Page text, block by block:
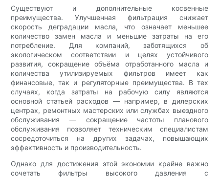
Существуют и дополнительные косвенные
преимущества. Улучшенная фильтрация снижает
скорость деградации масла, что означает меньшее
количество замен масла и меньшие затраты на его
потребление. Для компаний, заботящихся об
экологическом соответствии и целях устойчивого
развития, сокращение объёма отработанного масла и
количества утилизируемых фильтров имеет как
финансовые, так и регуляторные преимущества. В тех
случаях, когда затраты на рабочую силу являются
основной статьей расходов — например, в дилерских
центрах, ремонтных мастерских или службах выездного
обслуживания — сокращение частоты планового
обслуживания позволяет техническим специалистам
сосредоточиться на других задачах, повышающих
эффективность и производительность.
Однако для достижения этой экономии крайне важно
сочетать фильтры высокого давления с